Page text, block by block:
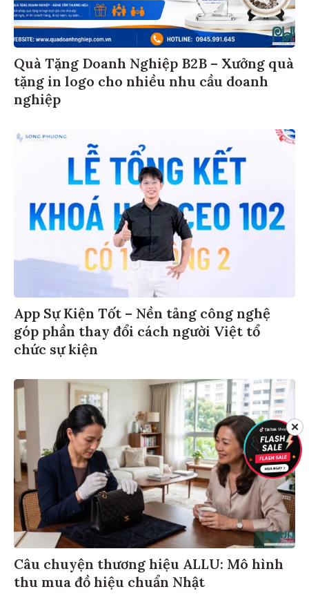
Quà Tặng Doanh Nghiệp B2B – Xưởng quà
tặng in logo cho nhiều nhu cầu doanh
nghiệp
App Sự Kiện Tốt – Nền tảng công nghệ
góp phần thay đổi cách người Việt tổ
chức sự kiện
Câu chuyện thương hiệu ALLU: Mô hình
thu mua đồ hiệu chuẩn Nhật
✕